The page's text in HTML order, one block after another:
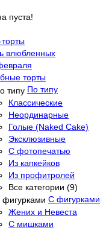
пуста!
влюбленных
торты
По типу
Классические
Неординарные
Голые (Naked Cake)
Эксклюзивные
С фотопечатью
Из капкейков
Из профитролей
Все категории (9)
С фигурками
Жених и Невеста
С мишками